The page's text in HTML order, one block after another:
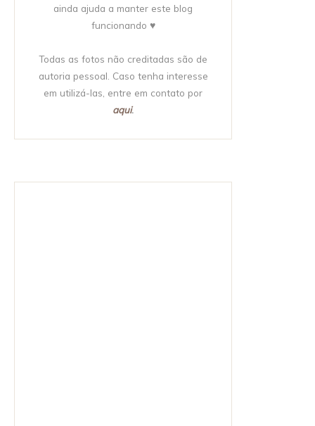
ainda ajuda a manter este blog
funcionando ♥
Todas as fotos não creditadas são de
autoria pessoal. Caso tenha interesse
em utilizá-las, entre em contato por
aqui.